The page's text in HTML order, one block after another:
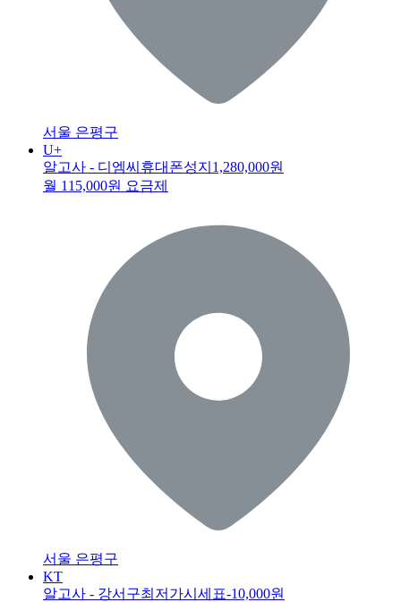
서울 은평구
U+
알고사 - 디엠씨휴대폰성지 1,280,000원
월 115,000원 요금제
서울 은평구
KT
알고사 - 강서구최저가시세표-10,000원